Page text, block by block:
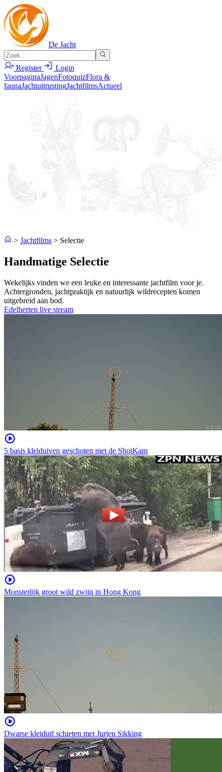
De Jacht
Register
Login
VoorpaginaJagenFotoquizFlora &
faunaJachtuitrustingJachtfilmsActueel
> Jachtfilms > Selectie
Handmatige Selectie
Wekelijks vinden we een leuke en interessante jachtfilm voor je.
Achtergronden, jachtpraktijk en natuurlijk wildrecepten komen
uitgebreid aan bod.
Edelherten live stream
5 basis kleiduiven geschoten met de ShotKam
Monsterlijk groot wild zwijn in Hong Kong
Dwarse kleiduif schieten met Jurjen Sikking